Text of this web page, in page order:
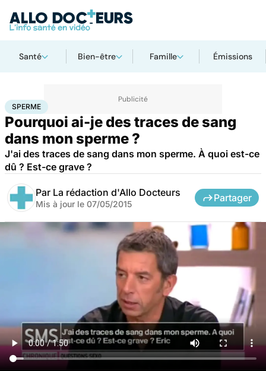
Santé Bien-être Famille Émissions
AccueilSanté
SPERME
Pourquoi ai-je des traces de sang
dans mon sperme ?
J'ai des traces de sang dans mon sperme. À quoi est-ce
dû ? Est-ce grave ?
Par La rédaction d'Allo Docteurs
Mis à jour le 07/05/2015
Partager